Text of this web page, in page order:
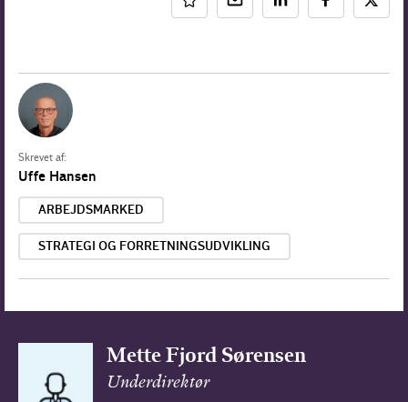
Skrevet af:
Uffe Hansen
ARBEJDSMARKED
STRATEGI OG FORRETNINGSUDVIKLING
Mette Fjord Sørensen
Underdirektør